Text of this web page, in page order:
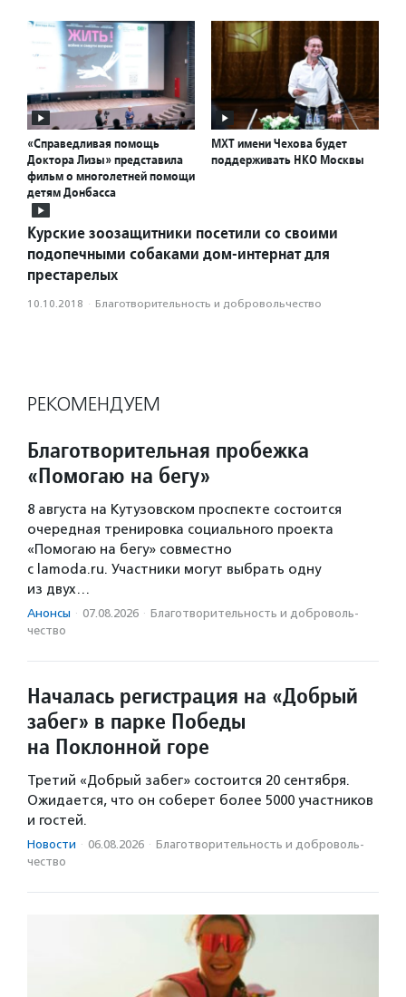
«Справедливая помощь
Доктора Лизы» представила
фильм о многолетней помощи
детям Донбасса
МХТ имени Чехова будет
поддерживать НКО Москвы
Курские зоозащитники посетили со своими
подопечными собаками дом-интернат для
престарелых
10.10.2018 · Благотвори­тель­ность и доброволь­чест­во
РЕКОМЕНДУЕМ
Благотворительная пробежка
«Помогаю на бегу»
8 августа на Кутузовском проспекте состоится
очередная тренировка социального проекта
«Помогаю на бегу» совместно
с lamoda.ru. Участники могут выбрать одну
из двух…
Анонсы · 07.08.2026 · Благотвори­тель­ность и доброволь­
чест­во
Началась регистрация на «Добрый
забег» в парке Победы
на Поклонной горе
Третий «Добрый забег» состоится 20 сентября.
Ожидается, что он соберет более 5000 участников
и гостей.
Новости · 06.08.2026 · Благотвори­тель­ность и доброволь­
чест­во